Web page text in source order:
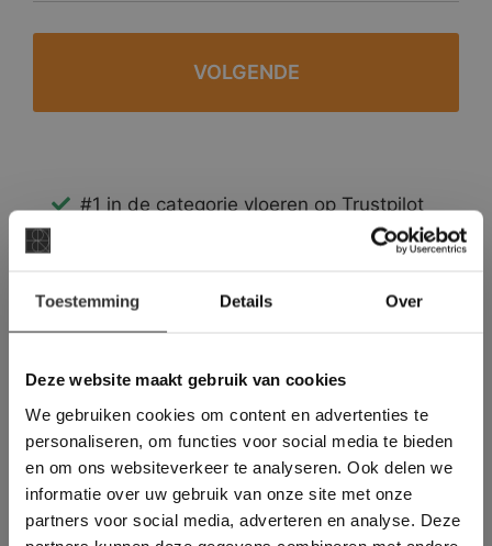
Toestemming Details Over
Deze website maakt gebruik van cookies
We gebruiken cookies om content en advertenties te
personaliseren, om functies voor social media te bieden
en om ons websiteverkeer te analyseren. Ook delen we
informatie over uw gebruik van onze site met onze
partners voor social media, adverteren en analyse. Deze
#1 in de categorie vloeren op Trustpilot
Binnen 24 uur een passende offerte
Meer dan 500 m2 showroom
Deze website maakt
gebruik van cookies.
This Cookie Banner was deleted and is no
longer working. Please contact the website
administrator.
Deze website gebruikt cookies om de
gebruikerservaring te verbeteren. Door
gebruik te maken van onze website geeft u
toestemming voor alle cookies in
overeenstemming met ons cookiebeleid.Lees
verder